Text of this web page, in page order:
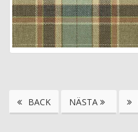
BACK NÄSTA